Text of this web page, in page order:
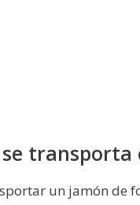
se transporta
un jamón de